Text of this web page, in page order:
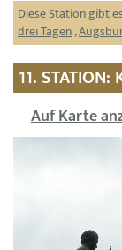
Diese Station gibt
drei Tagen,
11. STATION:
Auf Karte